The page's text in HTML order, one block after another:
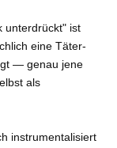
unterdrückt" ist
eine Täter-
— genau jene
als
instrumentalisiert